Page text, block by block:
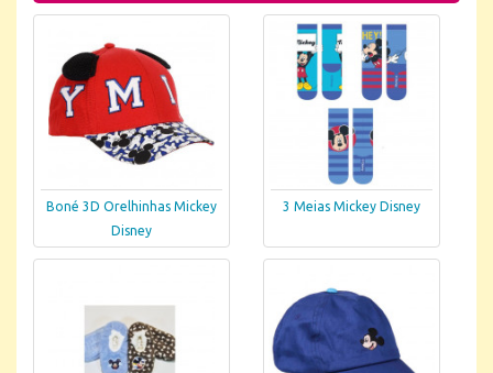
Boné 3D Orelhinhas Mickey
Disney
3 Meias Mickey Disney